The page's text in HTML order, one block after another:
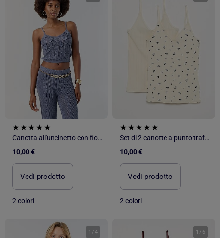
Canotta all'uncinetto con fiori ricamati
10,00 €
Vedi prodotto
2 colori
Set di 2 canotte a punto traforato stampate
10,00 €
Vedi prodotto
2 colori
1 /4 1 / 6